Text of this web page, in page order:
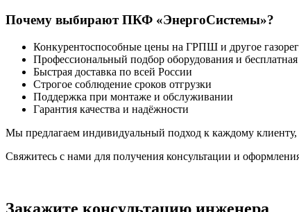
Почему выбирают ПКФ «ЭнергоСистемы»?
Конкурентоспособные цены на ГРПШ и другое
Профессиональный подбор оборудования и
Быстрая доставка по всей России
Строгое соблюдение сроков отгрузки
Поддержка при монтаже и обслуживании
Гарантия качества и надёжности
Мы предлагаем индивидуальный подход к каждому клиенту,
Свяжитесь с нами для получения консультации и